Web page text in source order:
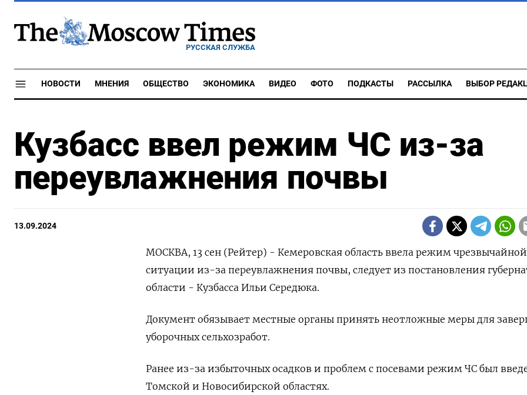
РУССКАЯ СЛУЖБА
НОВОСТИ МНЕНИЯ ОБЩЕСТВО ЭКОНОМИКА ВИДЕО ФОТО ПОДКАСТЫ РАССЫЛКА ВЫБОР
Кузбасс ввел режим ЧС из-за
переувлажнения почвы
13.09.2024
МОСКВА, 13 сен (Рейтер) - Кемеровская область ввела режим чрезвычайной
ситуации из-за переувлажнения почвы, следует из постановления
области - Кузбасса Ильи Середюка.
Документ обязывает местные органы принять неотложные меры для
уборочных сельхозработ.
Ранее из-за избыточных осадков и проблем с посевами режим ЧС был
Томской и Новосибирской областях.